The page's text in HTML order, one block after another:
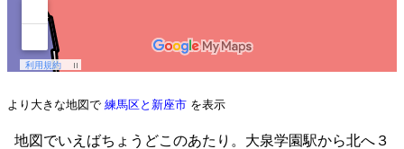
より大きな地図で 練馬区と新座市 を表示
地図でいえばちょうどこのあたり。大泉学園駅から北へ３